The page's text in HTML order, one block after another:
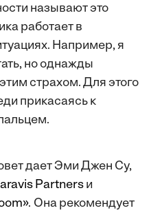
называют это
работает в
Например, я
но однажды
страхом. Для этого
прикасаясь к
дает Эми Джен Су,
Partners и
. Она рекомендует